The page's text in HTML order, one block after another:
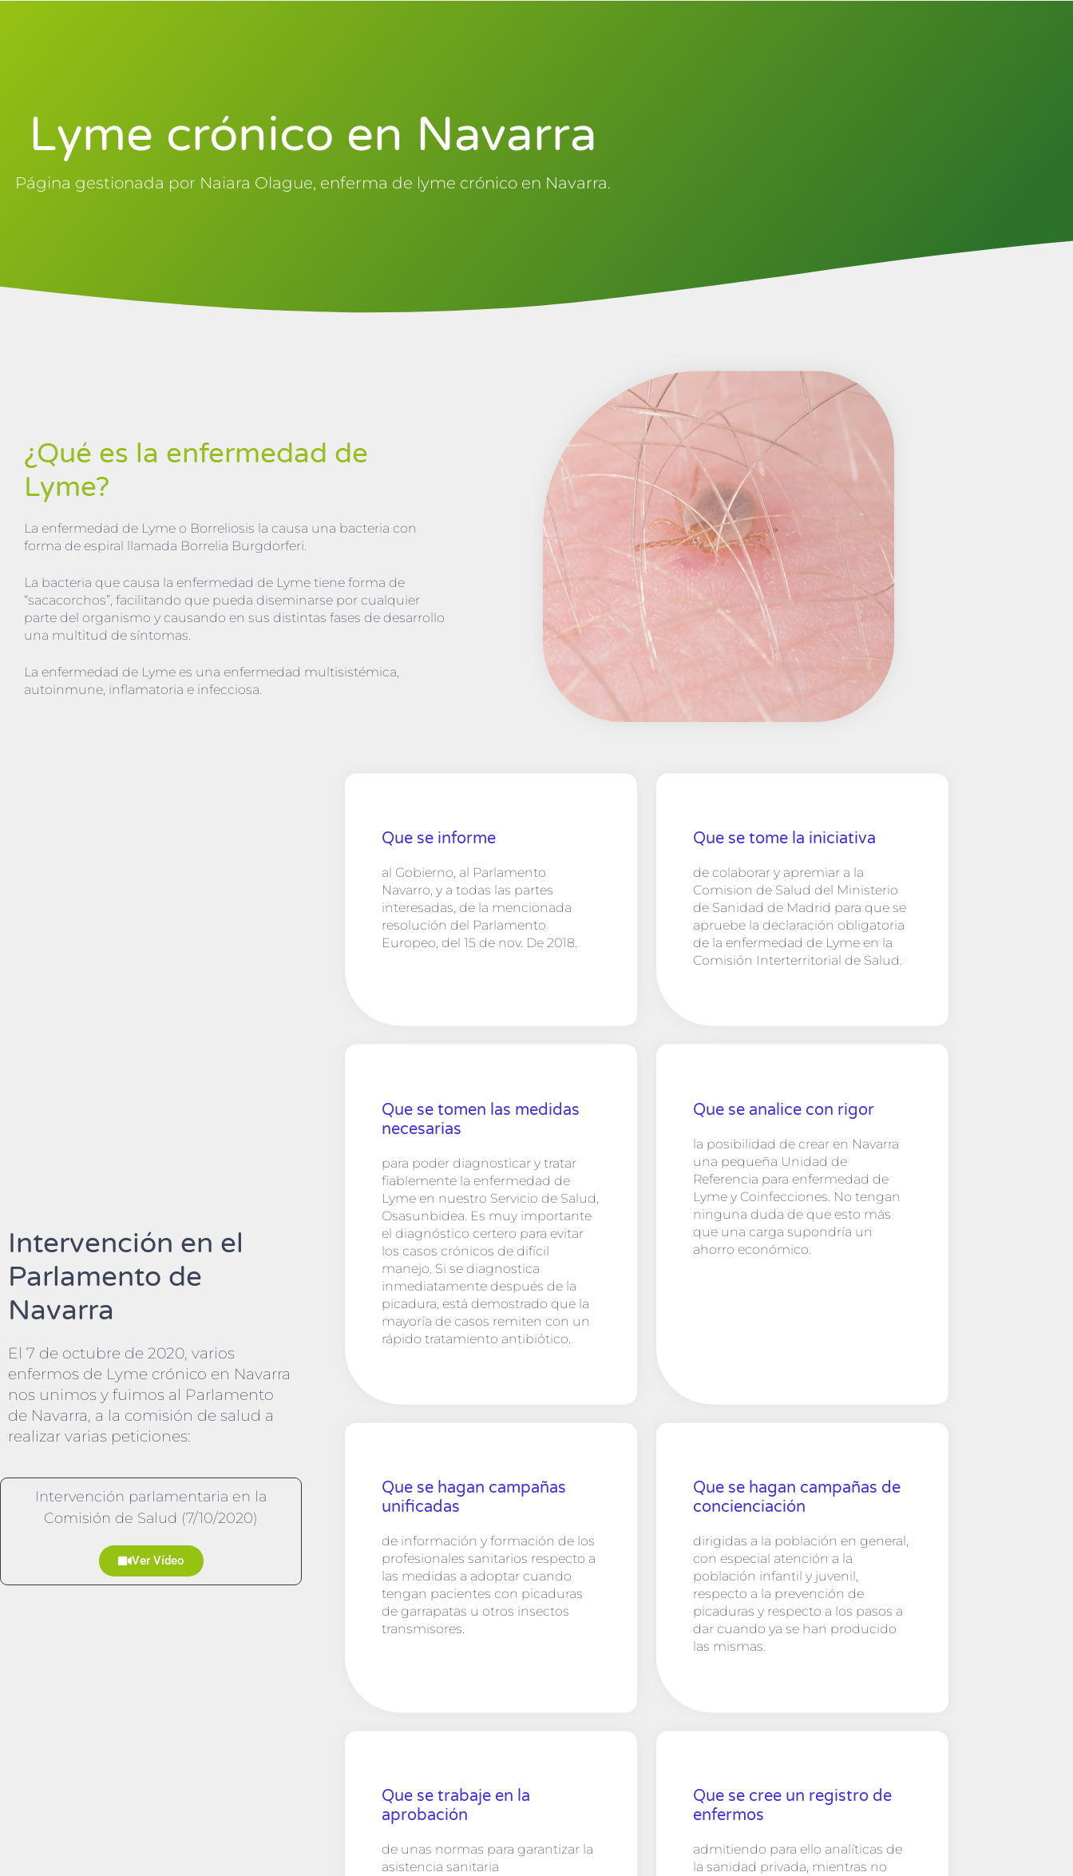
Lyme crónico en Navarra
Página gestionada por Naiara Olague, enferma de lyme crónico en Navarra.
¿Qué es la enfermedad de
Lyme?
La enfermedad de Lyme o Borreliosis la causa una bacteria con
forma de espiral llamada Borrelia Burgdorferi.
La bacteria que causa la enfermedad de Lyme tiene forma de
“sacacorchos”, facilitando que pueda diseminarse por cualquier
parte del organismo y causando en sus distintas fases de desarrollo
una multitud de síntomas.
La enfermedad de Lyme es una enfermedad multisistémica,
autoinmune, inflamatoria e infecciosa.
Intervención en el
Parlamento de
Navarra
El 7 de octubre de 2020, varios
enfermos de Lyme crónico en Navarra
nos unimos y fuimos al Parlamento
de Navarra, a la comisión de salud a
realizar varias peticiones:
Intervención parlamentaria en la
Comisión de Salud (7/10/2020)
Ver Vídeo
Que se informe
al Gobierno, al Parlamento
Navarro, y a todas las partes
interesadas, de la mencionada
resolución del Parlamento
Europeo, del 15 de nov. De 2018.
Que se tome la iniciativa
de colaborar y apremiar a la
Comision de Salud del Ministerio
de Sanidad de Madrid para que se
apruebe la declaración obligatoria
de la enfermedad de Lyme en la
Comisión Interterritorial de Salud.
Que se tomen las medidas
necesarias
para poder diagnosticar y tratar
fiablemente la enfermedad de
Lyme en nuestro Servicio de Salud,
Osasunbidea. Es muy importante
el diagnóstico certero para evitar
los casos crónicos de difícil
manejo. Si se diagnostica
inmediatamente después de la
picadura, está demostrado que la
mayoría de casos remiten con un
rápido tratamiento antibiótico.
Que se analice con rigor
la posibilidad de crear en Navarra
una pequeña Unidad de
Referencia para enfermedad de
Lyme y Coinfecciones. No tengan
ninguna duda de que esto más
que una carga supondría un
ahorro económico.
Que se hagan campañas
unificadas
de información y formación de los
profesionales sanitarios respecto a
las medidas a adoptar cuando
tengan pacientes con picaduras
de garrapatas u otros insectos
transmisores.
Que se hagan campañas de
concienciación
dirigidas a la población en general,
con especial atención a la
población infantil y juvenil,
respecto a la prevención de
picaduras y respecto a los pasos a
dar cuando ya se han producido
las mismas.
Que se trabaje en la
aprobación
de unas normas para garantizar la
asistencia sanitaria
Que se cree un registro de
enfermos
admitiendo para ello analíticas de
la sanidad privada, mientras no